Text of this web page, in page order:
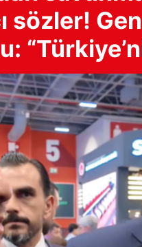
sözler!